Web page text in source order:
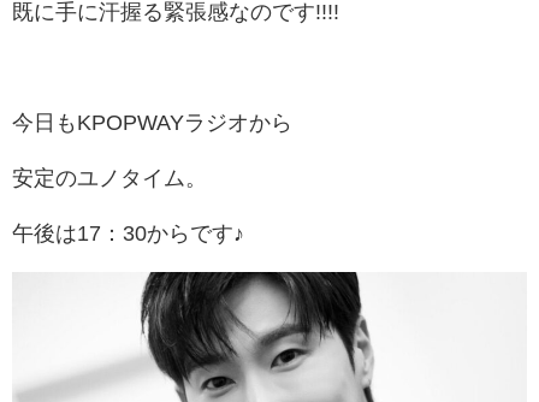
既に手に汗握る緊張感なのです!!!!
今日もKPOPWAYラジオから
安定のユノタイム。
午後は17：30からです♪